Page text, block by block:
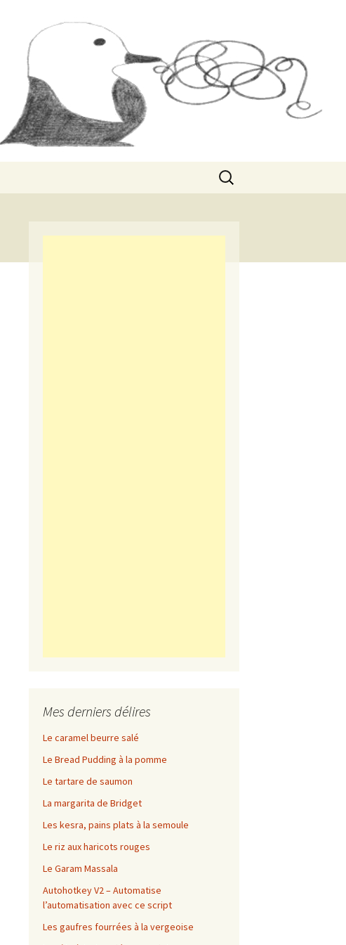
Rechercher :
Mes derniers délires
Le caramel beurre salé
Le Bread Pudding à la pomme
Le tartare de saumon
La margarita de Bridget
Les kesra, pains plats à la semoule
Le riz aux haricots rouges
Le Garam Massala
Autohotkey V2 – Automatise
l’automatisation avec ce script
Les gaufres fourrées à la vergeoise